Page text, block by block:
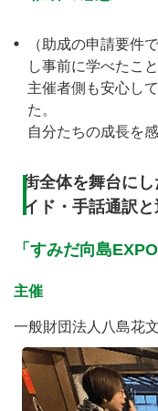
（助成の申請要件
し事前に学べたこ
主催者側も安心し
た。
自分たちの成長を
街全体を舞台に
イド・手話通訳
「すみだ向島
主催
一般財団法人八島花